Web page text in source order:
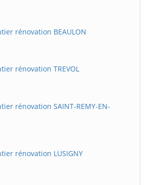
rénovation BEAULON
rénovation TREVOL
rénovation SAINT-REMY-EN-
rénovation LUSIGNY